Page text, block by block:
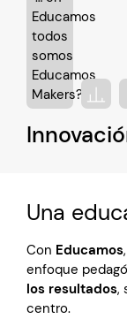
Una
Con Educamos
enfoque
los resultados,
centro.